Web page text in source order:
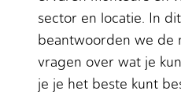
sector en locatie. In
beantwoorden we de
vragen over wat je
je je het beste kunt